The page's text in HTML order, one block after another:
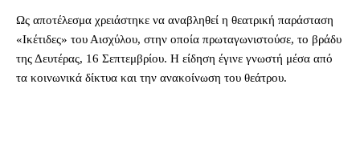
Ως αποτέλεσμα χρειάστηκε να αναβληθεί η θεατρική παράσταση
«Ικέτιδες» του Αισχύλου, στην οποία πρωταγωνιστούσε, το βράδυ
της Δευτέρας, 16 Σεπτεμβρίου. Η είδηση έγινε γνωστή μέσα από
τα κοινωνικά δίκτυα και την ανακοίνωση του θεάτρου.